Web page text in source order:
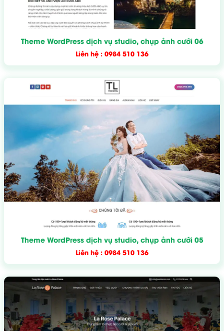
Theme WordPress dịch vụ studio, chụp ảnh cưới 06
Liên hệ : 0984 510 136
Theme WordPress dịch vụ studio, chụp ảnh cưới 05
Liên hệ : 0984 510 136